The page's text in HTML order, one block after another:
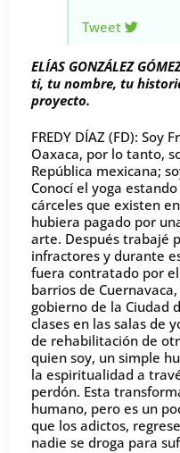
Tweet
ELÍAS GONZÁLEZ
ti, tu nombre, tu
proyecto.
FREDY DÍAZ (FD): Soy
Oaxaca, por lo tanto,
República mexicana;
Conocí el yoga
cárceles que existen
hubiera pagado por
arte. Después trabajé
infractores y durante
fuera contratado por
barrios de
gobierno de la Ciudad
clases en las salas de
de rehabilitación de
quien soy, un simple
la espiritualidad a
perdón. Esta
humano, pero es un
que los adictos,
nadie se droga para